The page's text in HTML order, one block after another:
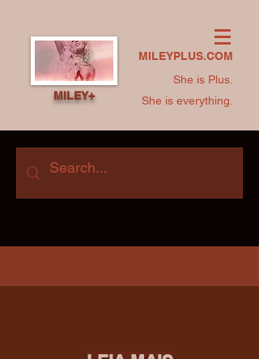
MILEYPLUS.COM
She is Plus.
She is everything.
MILEY+